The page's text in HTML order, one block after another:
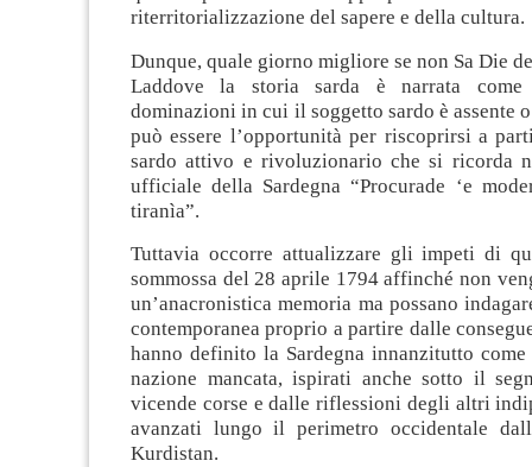
riterritorializzazione del sapere e della cultura.
Dunque, quale giorno migliore se non Sa Die
Laddove la storia sarda è narrata
dominazioni in cui il soggetto sardo è assente
può essere l’opportunità per riscoprirsi a
sardo attivo e rivoluzionario che si ricorda
ufficiale della Sardegna “Procurade ‘e
tiranìa”.
Tuttavia occorre attualizzare gli impeti di
sommossa del 28 aprile 1794 affinché non
un’anacronistica memoria ma possano
contemporanea proprio a partire dalle
hanno definito la Sardegna innanzitutto
nazione mancata, ispirati anche sotto il
vicende corse e dalle riflessioni degli altri
avanzati lungo il perimetro occidentale
Kurdistan.